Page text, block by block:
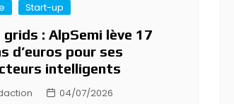
Start-up
: AlpSemi lève 17
d’euros pour ses
intelligents
04/07/2026